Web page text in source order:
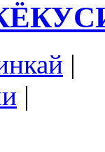
|
|